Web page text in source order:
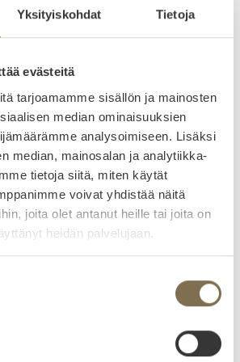
Yksityiskohdat Tietoja
evästeitä
tarjoamamme sisällön ja mainosten
median ominaisuuksien
analysoimiseen. Lisäksi
median, mainosalan ja analytiikka-
tietoja siitä, miten käytät
voivat yhdistää näitä
joita olet antanut heille tai joita on
heidän palvelujaan.
sekä väli- että
sujuvoittaa asennustyötä työmaalla
tai kysy lisätietoja:
Lähetä
Ota yhteyttä
yleisimmille harjakattotyypeille
lukuun
Paneelien etäisyyden katon harjasta